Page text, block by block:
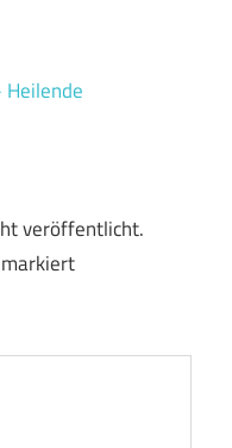
veröffentlicht.
markiert